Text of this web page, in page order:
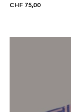
CHF 75,00